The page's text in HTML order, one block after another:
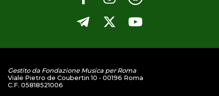
Gestito da Fondazione Musica per Roma
Viale Pietro de Coubertin 10 - 00196 Roma
C.F. 05818521006